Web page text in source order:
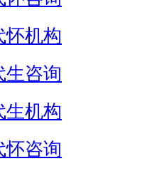
怀机构
生咨询
生机构
怀咨询